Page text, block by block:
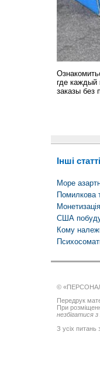
где каждый
заказы без
Інші
Море
Помилкова
США
Кому
© «ПЕРСОНАЛ
Передрук
При
незбігатися з
З усіх питань